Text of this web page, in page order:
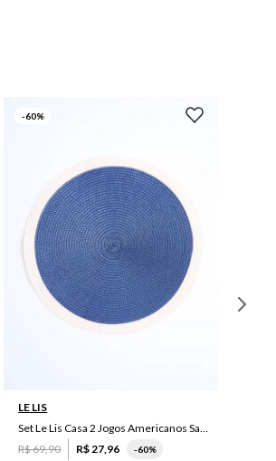
-60%
LE LIS
Set Le Lis Casa 2 Jogos Americanos Saruê II
R$69,90 R$27,96 -60%